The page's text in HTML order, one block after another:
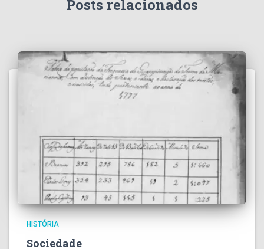
Posts relacionados
HISTÓRIA
Sociedade